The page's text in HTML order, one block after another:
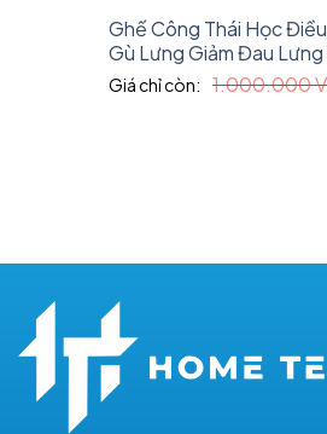
Ghế Công Thái Học
Gù Lưng Giảm Đau
Giá chỉ còn: 1.000.000